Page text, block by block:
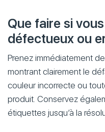
Que faire si
défectueux ou
Prenez immédiatement
montrant clairement le
couleur incorrecte ou
produit. Conservez
étiquettes jusqu’à la